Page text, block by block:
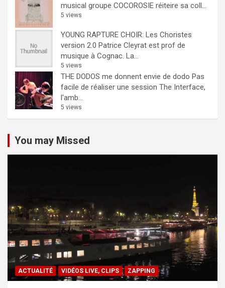
musical groupe COCOROSIE réiteire sa coll...
5 views
YOUNG RAPTURE CHOIR: Les Choristes
version 2.0 Patrice Cleyrat est prof de
musique à Cognac. La...
5 views
THE DODOS me donnent envie de dodo Pas
facile de réaliser une session The Interface,
l'amb...
5 views
You may Missed
ACTUALITÉ VIDÉOS LIVE, CLIPS ZAPPING